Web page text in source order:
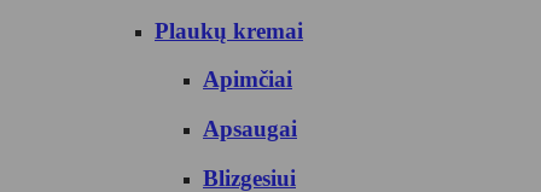
Plaukų kremai
Apimčiai
Apsaugai
Blizgesiui